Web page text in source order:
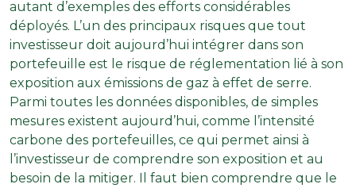
autant d’exemples des efforts considérables
déployés. L’un des principaux risques que tout
investisseur doit aujourd’hui intégrer dans son
portefeuille est le risque de réglementation lié à son
exposition aux émissions de gaz à effet de serre.
Parmi toutes les données disponibles, de simples
mesures existent aujourd’hui, comme l’intensité
carbone des portefeuilles, ce qui permet ainsi à
l’investisseur de comprendre son exposition et au
besoin de la mitiger. Il faut bien comprendre que le